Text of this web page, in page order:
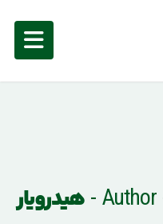
Author - هیدرویار